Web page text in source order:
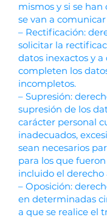
mismos y si se
se van a
– Rectificación:
solicitar la
datos inexactos y a
completen los
incompletos.
– Supresión:
supresión de los
carácter personal
inadecuados,
sean necesarios
para los que
incluido el derecho
– Oposición:
en determinadas
a que se realice el